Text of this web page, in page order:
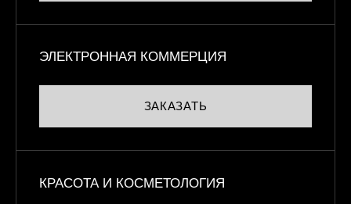
ЭЛЕКТРОННАЯ КОММЕРЦИЯ
ЗАКАЗАТЬ
КРАСОТА И КОСМЕТОЛОГИЯ